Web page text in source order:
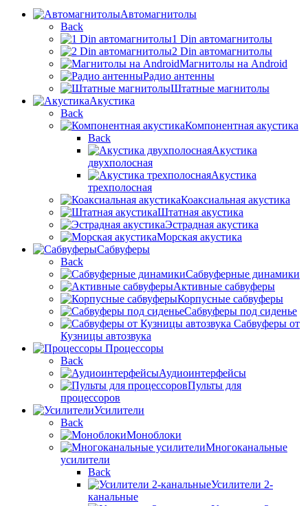
Автомагнитолы
Back
1 Din автомагнитолы
2 Din автомагнитолы
Магнитолы на Android
Радио антенны
Штатные магнитолы
Акустика
Back
Компонентная акустика
Back
Акустика
двухполосная
Акустика
трехполосная
Коаксиальная акустика
Штатная акустика
Эстрадная акустика
Морская акустика
Сабвуферы
Back
Сабвуферные динамики
Активные сабвуферы
Корпусные сабвуферы
Сабвуферы под сиденье
Сабвуферы от
Кузницы автозвука
Процессоры
Back
Аудиоинтерфейсы
Пульты для
процессоров
Усилители
Back
Моноблоки
Многоканальные
усилители
Back
Усилители 2-
канальные